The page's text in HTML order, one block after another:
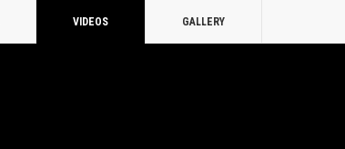
VIDEOS GALLERY